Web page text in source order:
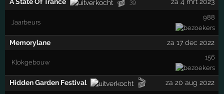
A State Of Trance 39 za 4 mrt 2023
Jaarbeurs
988
Memorylane za 17 dec 2022
Klokgebouw
156
Hidden Garden Festival 🎬 za 20 aug 2022